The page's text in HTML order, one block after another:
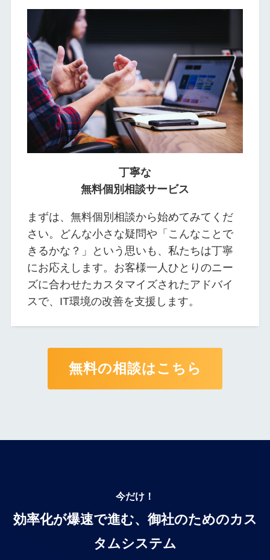
丁寧な
無料個別相談サービス
まずは、無料個別相談から始めてみてくだ
さい。どんな小さな疑問や「こんなことで
きるかな？」という思いも、私たちは丁寧
にお応えします。お客様一人ひとりのニー
ズに合わせたカスタマイズされたアドバイ
スで、IT環境の改善を支援します。
無料の相談はこちら
今だけ！
効率化が爆速で進む、御社のためのカス
タムシステム